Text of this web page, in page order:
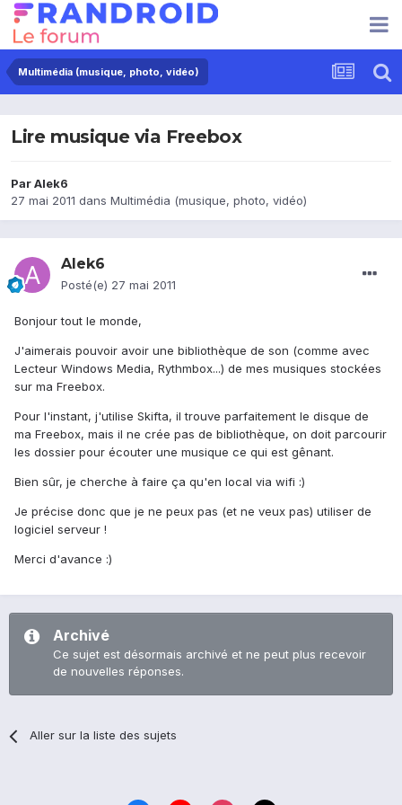
Multimédia (musique, photo, vidéo)
Lire musique via Freebox
ParAlek6
27 mai 2011 dans Multimédia (musique, photo, vidéo)
Alek6
Posté(e) 27 mai 2011
Bonjour tout le monde,
J'aimerais pouvoir avoir une bibliothèque de son (comme avec
Lecteur Windows Media, Rythmbox...) de mes musiques stockées
sur ma Freebox.
Pour l'instant, j'utilise Skifta, il trouve parfaitement le disque de
ma Freebox, mais il ne crée pas de bibliothèque, on doit parcourir
les dossier pour écouter une musique ce qui est gênant.
Bien sûr, je cherche à faire ça qu'en local via wifi :)
Je précise donc que je ne peux pas (et ne veux pas) utiliser de
logiciel serveur !
Merci d'avance :)
Archivé
Ce sujet est désormais archivé et ne peut plus recevoir
de nouvelles réponses.
Aller sur la liste des sujets